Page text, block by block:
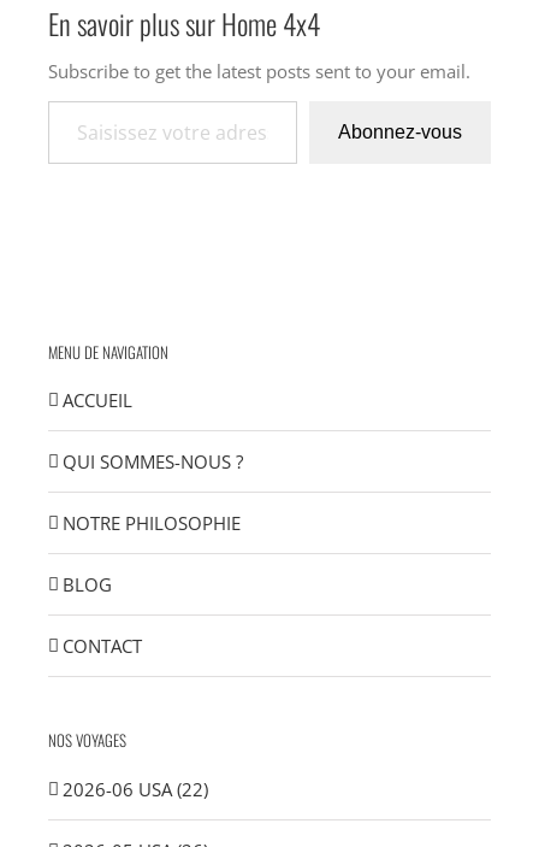
En savoir plus sur Home 4x4
Subscribe to get the latest posts sent to your email.
Saisissez votre adresse e-mail…
Abonnez-vous
MENU DE NAVIGATION
ACCUEIL
QUI SOMMES-NOUS ?
NOTRE PHILOSOPHIE
BLOG
CONTACT
NOS VOYAGES
2026-06 USA (22)